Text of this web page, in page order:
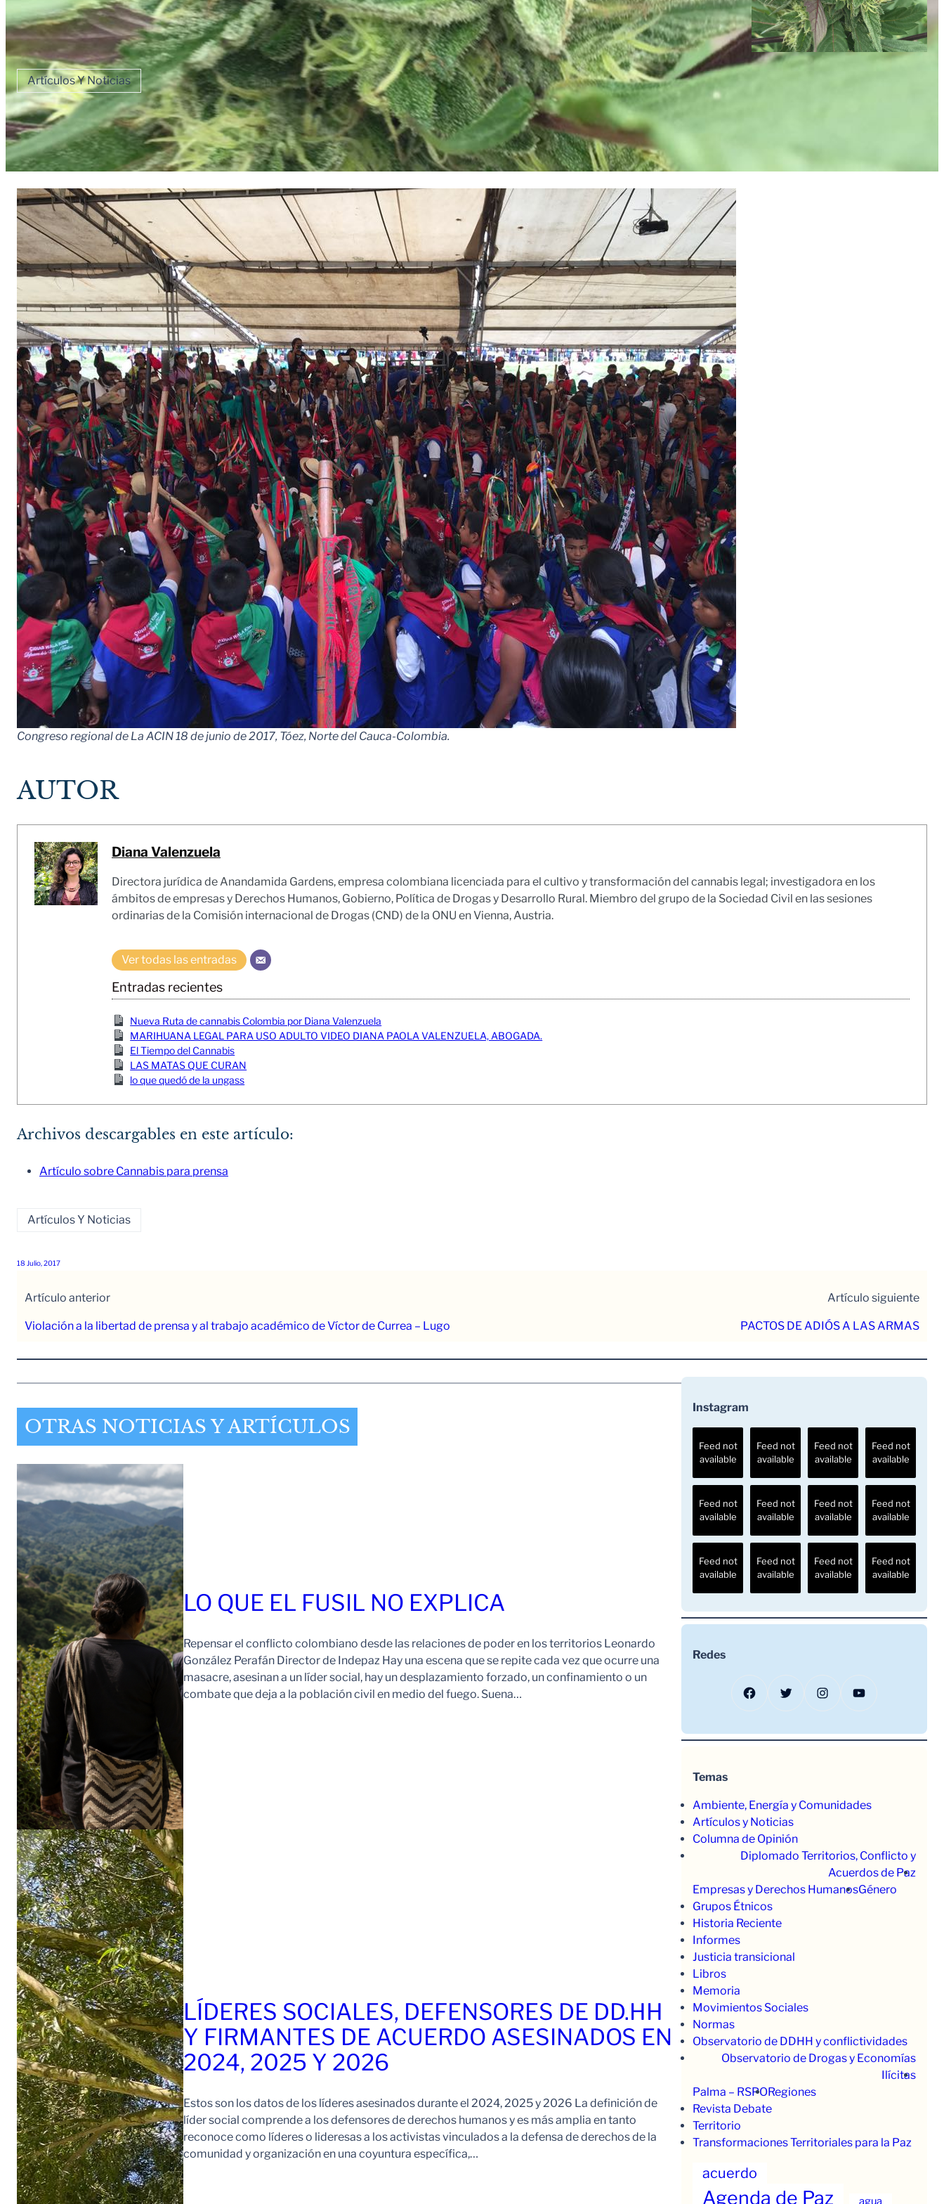
Artículos Y Noticias
Congreso regional de La ACIN 18 de junio de 2017, Tóez, Norte del Cauca-Colombia.
AUTOR
Diana Valenzuela
Directora jurídica de Anandamida Gardens, empresa colombiana licenciada para el cultivo y transformación del cannabis legal; investigadora en los
ámbitos de empresas y Derechos Humanos, Gobierno, Política de Drogas y Desarrollo Rural. Miembro del grupo de la Sociedad Civil en las sesiones
ordinarias de la Comisión internacional de Drogas (CND) de la ONU en Vienna, Austria.
Ver todas las entradas
Entradas recientes
Nueva Ruta de cannabis Colombia por Diana Valenzuela
MARIHUANA LEGAL PARA USO ADULTO VIDEO DIANA PAOLA VALENZUELA, ABOGADA.
El Tiempo del Cannabis
LAS MATAS QUE CURAN
lo que quedó de la ungass
Archivos descargables en este artículo:
Artículo sobre Cannabis para prensa
Artículos Y Noticias
18 Julio, 2017
Artículo anterior
Violación a la libertad de prensa y al trabajo académico de Víctor de Currea – Lugo
Artículo siguiente
PACTOS DE ADIÓS A LAS ARMAS
OTRAS NOTICIAS Y ARTÍCULOS
LO QUE EL FUSIL NO EXPLICA
Repensar el conflicto colombiano desde las relaciones de poder en los territorios Leonardo
González Perafán Director de Indepaz Hay una escena que se repite cada vez que ocurre una
masacre, asesinan a un líder social, hay un desplazamiento forzado, un confinamiento o un
combate que deja a la población civil en medio del fuego. Suena…
LÍDERES SOCIALES, DEFENSORES DE DD.HH
Y FIRMANTES DE ACUERDO ASESINADOS EN
2024, 2025 Y 2026
Estos son los datos de los líderes asesinados durante el 2024, 2025 y 2026 La definición de
líder social comprende a los defensores de derechos humanos y es más amplia en tanto
reconoce como líderes o lideresas a los activistas vinculados a la defensa de derechos de la
comunidad y organización en una coyuntura específica,…
Instagram
Feed not
available
Feed not
available
Feed not
available
Feed not
available
Feed not
available
Feed not
available
Feed not
available
Feed not
available
Feed not
available
Feed not
available
Feed not
available
Feed not
available
Redes
Facebook Twitter Instagram YouTube
Temas
Ambiente, Energía y Comunidades
Artículos y Noticias
Columna de Opinión
Diplomado Territorios, Conflicto y
Acuerdos de Paz
Empresas y Derechos HumanosGénero
Grupos Étnicos
Historia Reciente
Informes
Justicia transicional
Libros
Memoria
Movimientos Sociales
Normas
Observatorio de DDHH y conflictividades
Observatorio de Drogas y Economías
Ilícitas
Palma – RSPORegiones
Revista Debate
Territorio
Transformaciones Territoriales para la Paz
acuerdo
Agenda de Paz agua